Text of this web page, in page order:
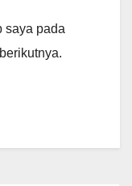
saya pada